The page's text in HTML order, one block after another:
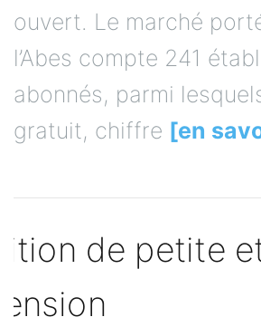
ouvert. Le marché
l’Abes compte 241
abonnés, parmi
gratuit, chiffre [en